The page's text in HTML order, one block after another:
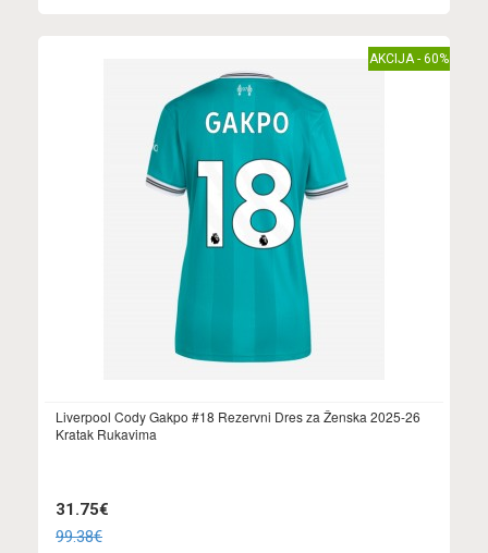
AKCIJA - 60%
Liverpool Cody Gakpo #18 Rezervni Dres za Ženska 2025-26
Kratak Rukavima
31.75€
99.38€